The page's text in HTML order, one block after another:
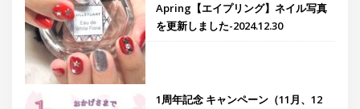
Apring【エイプリング】ネイル写真
を更新しました-2024.12.30
1周年記念 キャンペーン（11月、12